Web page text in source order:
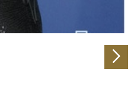
Analysen weiter. Unsere
möglicherweise mit
Ihrer Nutzung der Dienste